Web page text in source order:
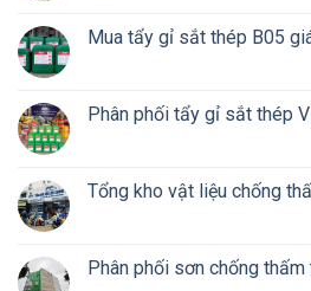
Mua tẩy gỉ sắt thép B05
Phân phối tẩy gỉ sắt thép
Tổng kho vật liệu chống
Phân phối sơn chống